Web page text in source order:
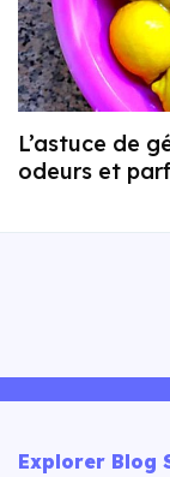
L’astuce de
odeurs et
Explorer Blog